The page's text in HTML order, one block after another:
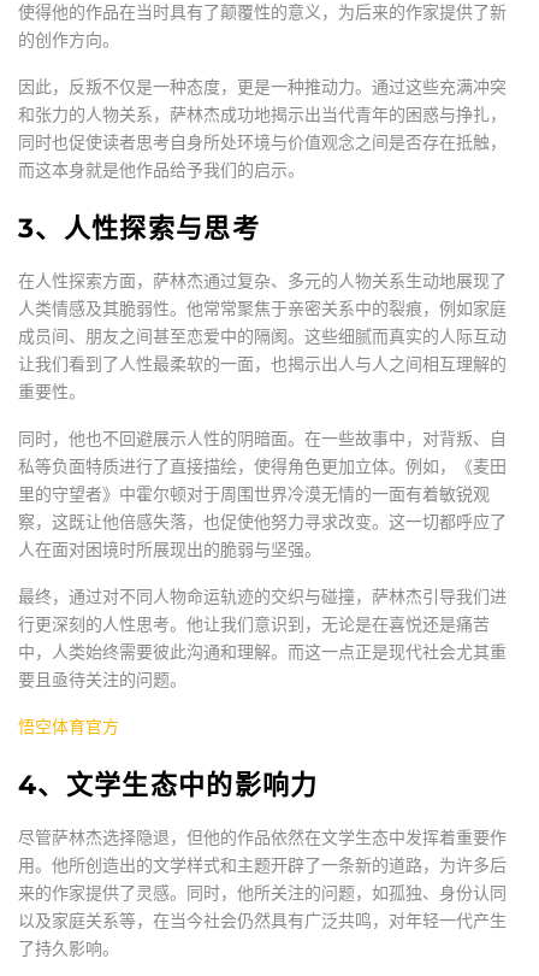
使得他的作品在当时具有了颠覆性的意义，为后来的作家提供了新
的创作方向。
因此，反叛不仅是一种态度，更是一种推动力。通过这些充满冲突
和张力的人物关系，萨林杰成功地揭示出当代青年的困惑与挣扎，
同时也促使读者思考自身所处环境与价值观念之间是否存在抵触，
而这本身就是他作品给予我们的启示。
3、人性探索与思考
在人性探索方面，萨林杰通过复杂、多元的人物关系生动地展现了
人类情感及其脆弱性。他常常聚焦于亲密关系中的裂痕，例如家庭
成员间、朋友之间甚至恋爱中的隔阂。这些细腻而真实的人际互动
让我们看到了人性最柔软的一面，也揭示出人与人之间相互理解的
重要性。
同时，他也不回避展示人性的阴暗面。在一些故事中，对背叛、自
私等负面特质进行了直接描绘，使得角色更加立体。例如，《麦田
里的守望者》中霍尔顿对于周围世界冷漠无情的一面有着敏锐观
察，这既让他倍感失落，也促使他努力寻求改变。这一切都呼应了
人在面对困境时所展现出的脆弱与坚强。
最终，通过对不同人物命运轨迹的交织与碰撞，萨林杰引导我们进
行更深刻的人性思考。他让我们意识到，无论是在喜悦还是痛苦
中，人类始终需要彼此沟通和理解。而这一点正是现代社会尤其重
要且亟待关注的问题。
悟空体育官方
4、文学生态中的影响力
尽管萨林杰选择隐退，但他的作品依然在文学生态中发挥着重要作
用。他所创造出的文学样式和主题开辟了一条新的道路，为许多后
来的作家提供了灵感。同时，他所关注的问题，如孤独、身份认同
以及家庭关系等，在当今社会仍然具有广泛共鸣，对年轻一代产生
了持久影响。